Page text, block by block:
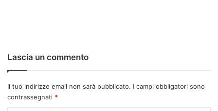
Lascia un commento
Il tuo indirizzo email non sarà pubblicato. I campi obbligatori sono
contrassegnati *